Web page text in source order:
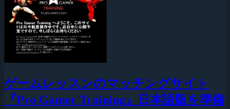
ゲームレッスンのマッチングサイト
『Pro Gamer Training』日本語版を準備